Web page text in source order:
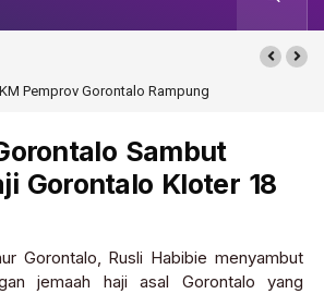
Pemprov Gorontalo Rampung
Sambut
Gorontalo Kloter 18
Gorontalo, Rusli Habibie menyambut
jemaah haji asal Gorontalo yang